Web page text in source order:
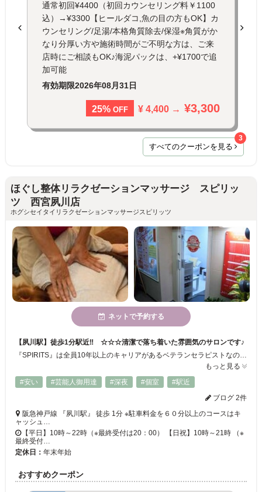
通常初回¥4400（初回カウンセリング料￥1100
込）→¥3300【ヒールダコ,魚の目の方もOK】カ
ウンセリング/足湯/本格角質除去/保湿※角質がか
なり分厚い方や施術時間がご不明な方は、ご来
店時にご相談もOK♪海泥パックは、+¥1700で追
加可能
有効期限2026年08月31日
25% OFF ¥ 4,400 → ¥3,300
すべてのクーポンを見る
3
ほぐし整体リラクゼーションマッサージ スピリッ
ツ 西宮夙川店
ホグシセイタイリラクゼーションマッサージスピリッツ
ネットで予約する
【夙川駅】徒歩1分駅近‼ ☆☆☆清潔で落ち着いた雰囲気のサロンです♪
『SPIRITS』は全員10年以上のキャリアがあるベテランセラピストなので安心♪「一切、妥協しないクオリティの高い施術」をモットーにあなたをお待ちしています☆ ※駐車料金を６０分以上のコースはキャッシュバック致します‼ 近隣のパーキングに駐車して頂いた場合、施術時間分の駐車料金を返金いたします‼
もっと見る
#安い
#芸能人御用達 #深夜 #個室
#駅近
ブログ 2件
阪急神戸線 『夙川駅』 徒歩 1分 ※駐車料金を６０分以上のコースはキ
ャッシュ…
【平日】10時～22時（※最終受付は20：00） 【日祝】10時～21時 （※
最終受付…
定休日： 年末年始
おすすめクーポン